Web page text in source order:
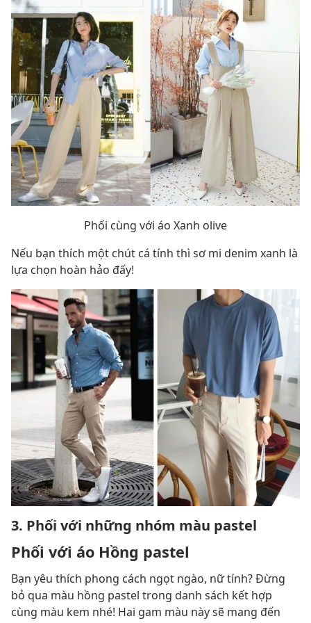
Phối cùng với áo Xanh olive
Nếu bạn thích một chút cá tính thì sơ mi denim xanh là
lựa chọn hoàn hảo đấy!
3. Phối với những nhóm màu pastel
Phối với áo Hồng pastel
Bạn yêu thích phong cách ngọt ngào, nữ tính? Đừng
bỏ qua màu hồng pastel trong danh sách kết hợp
cùng màu kem nhé! Hai gam màu này sẽ mang đến